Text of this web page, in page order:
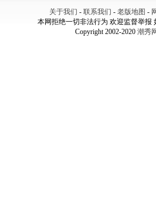
关于我们 - 联系我们 - 老版地图 -
本网拒绝一切非法行为 欢迎监督举报
Copyright 2002-2020 潮秀